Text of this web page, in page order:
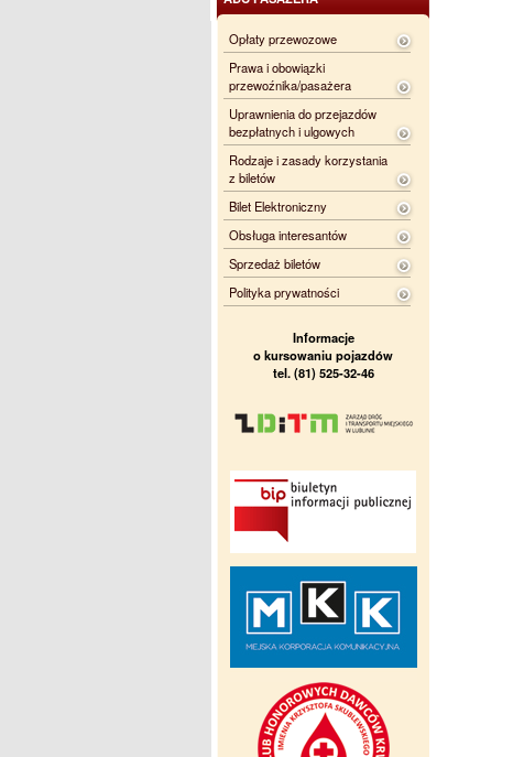
Opłaty przewozowe
Prawa i obowiązki
przewoźnika/pasażera
Uprawnienia do przejazdów
bezpłatnych i ulgowych
Rodzaje i zasady korzystania
z biletów
Bilet Elektroniczny
Obsługa interesantów
Sprzedaż biletów
Polityka prywatności
Informacje
o kursowaniu pojazdów
tel. (81) 525-32-46